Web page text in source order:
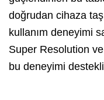
doğrudan cihaza
kullanım deneyimi
Super Resolution
bu deneyimi